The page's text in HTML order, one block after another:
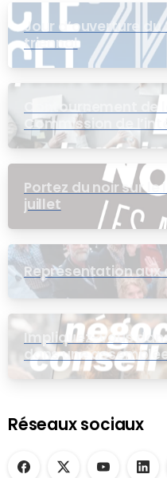
Jour d’ouverture du
triennal
Contournement de
Commission de
pour le groupe EB
Portez du noir sur le
juillet
Représentation
Impliquez-vous
dans une
Réseaux sociaux